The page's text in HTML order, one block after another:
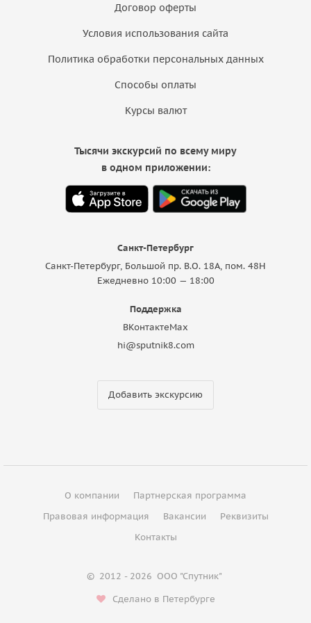
Договор оферты
Условия использования сайта
Политика обработки персональных данных
Способы оплаты
Курсы валют
Санкт-Петербург
Санкт-Петербург, Большой пр. В.О. 18A, пом. 48Н
Ежедневно 10:00 — 18:00
Поддержка
ВКонтактеMax
hi@sputnik8.com
Добавить экскурсию
Тысячи экскурсий по всему миру
в одном приложении:
О компании
Партнерская программа
Правовая информация
Вакансии
Реквизиты
Контакты
© 2012 - 2026 ООО "Спутник"
Сделано в Петербурге